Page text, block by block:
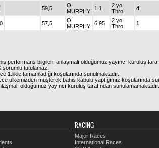
59,5
O
MURPHY
1,1
2 yo
Thro
4
57,5
O
MURPHY
6,95
2 yo
Thro
1
performans bilgileri, anlaşmalı olduğumuz yayıncı kuruluş
tutulamaz.
tamamladığı koşularında sunulmaktadır.
ülkemizden müşterek bahis kabulü yaptığımız koşularında
olduğumuz yayıncı kuruluş tarafından sunulamamaktadır.
RACING
Major Races
International Races